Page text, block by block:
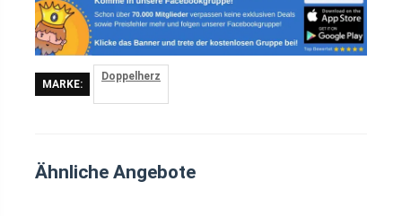
MARKE:
Doppelherz
Ähnliche Angebote